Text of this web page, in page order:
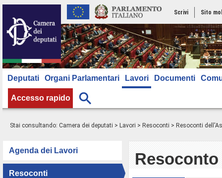
Scrivi Sito
Deputati Organi Parlamentari Lavori Documenti
Accesso rapido
Stai consultando: Camera dei deputati > Lavori > Resoconti > Resoconti
Agenda dei Lavori
Resoconti